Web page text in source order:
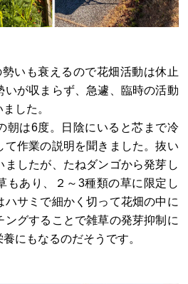
いも衰えるので花畑活動は休止
いが収まらず、急遽、臨時の活動
した。
朝は6度。日陰にいると芯まで冷
て作業の説明を聞きました。抜い
ましたが、たねダンゴから発芽し
もあり、２～3種類の草に限定し
ハサミで細かく切って花畑の中に
ングすることで雑草の発芽抑制に
にもなるのだそうです。